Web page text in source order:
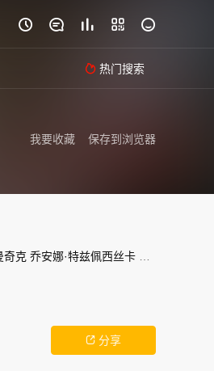
    
 热门搜索
保存到浏览器
我要收藏
奇克 乔安娜·特兹佩西丝卡
 分享